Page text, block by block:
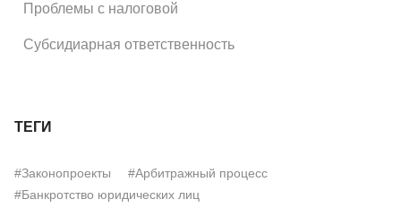
Проблемы с налоговой
Субсидиарная ответственность
ТЕГИ
#Законопроекты
#Арбитражный процесс
#Банкротство юридических лиц